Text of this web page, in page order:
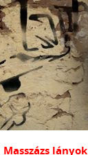
Masszázs lányok